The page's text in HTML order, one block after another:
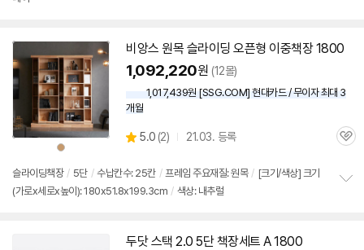
상
품
색
상
비앙스 원목 슬라이딩 오픈형 이중책장 1800
1,092,220원 (12몰)
1,017,439원 [SSG.COM] 현대카드 / 무이자 최대 3
개월
별
5.0 (상
리
뷰
2) 21.03. 등록
관
슬라이딩책장 / 5단 / 수납칸수: 25칸 / 프레임 주요재질: 원목 / [크기/색상] 크기
(가로x세로x높이): 180x51.8x199.3cm / 색상: 내추럴
두닷 스택 2.0 5단 책장세트 A1800